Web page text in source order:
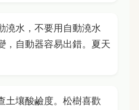
澆水，不要用自動澆水
，自動器容易出錯。夏天
土壤酸鹼度。松樹喜歡